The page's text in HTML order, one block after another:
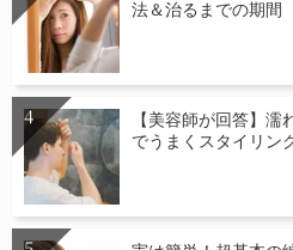
法＆治るまでの期間
【美容師が回答】
でうまくスタイリン